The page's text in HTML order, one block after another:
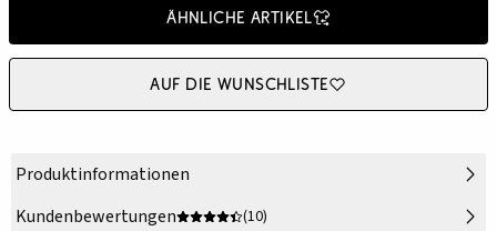
Ähnliche Artikel
Auf die Wunschliste
Produktinformationen
Kundenbewertungen
(10)